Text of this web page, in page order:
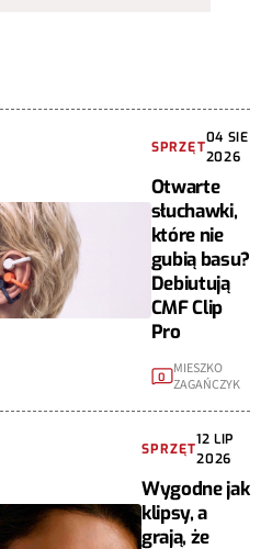
SPRZĘT
04 SIE
2026
Otwarte
słuchawki,
które nie
gubią basu?
Debiutują
CMF Clip
Pro
0 MIESZKO
ZAGAŃCZYK
SPRZĘT
12 LIP
2026
Wygodne jak
klipsy, a
grają, że